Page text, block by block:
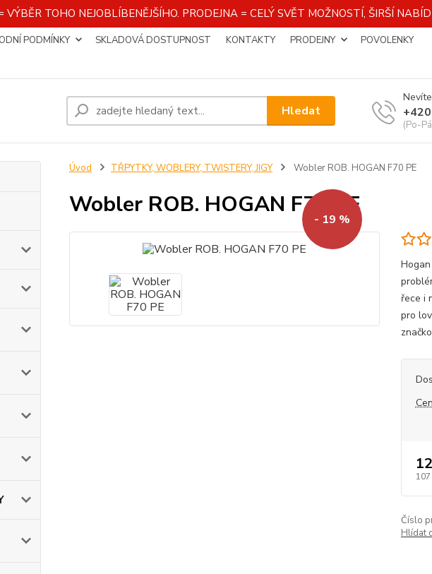
VÝBĚR TOHO NEJOBLÍBENĚJŠÍHO. PRODEJNA = CELÝ SVĚT MOŽNOSTÍ, ŠIRŠÍ
PODMÍNKY SKLADOVÁ DOSTUPNOST KONTAKTY PRODEJNY
POVOLENKY
Hledat
(Po-
Úvod TŘPYTKY, WOBLERY, TWISTERY, JIGY Wobler ROB. HOGAN F70 PE
Wobler ROB. HOGAN F70 PE
- 19 %
řece i
pro
107
Číslo
Hlídat